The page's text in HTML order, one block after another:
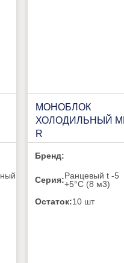
МОНОБЛОК
ХОЛОДИЛЬНЫЙ
R
Бренд:
Серия:Ранцевый t -5
+5°C (8 м3)
Остаток:10 шт